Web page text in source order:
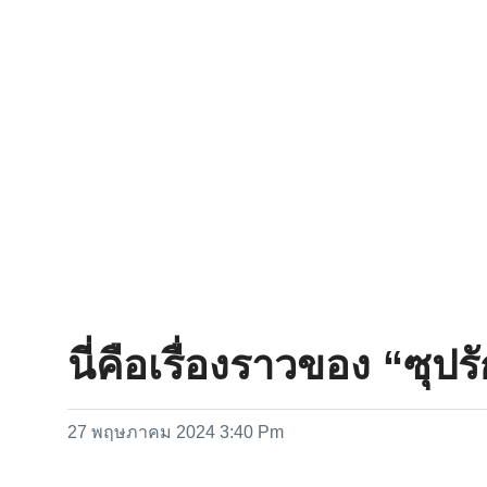
นี่คือเรื่องราวของ “ซุป
27 พฤษภาคม 2024 3:40 Pm